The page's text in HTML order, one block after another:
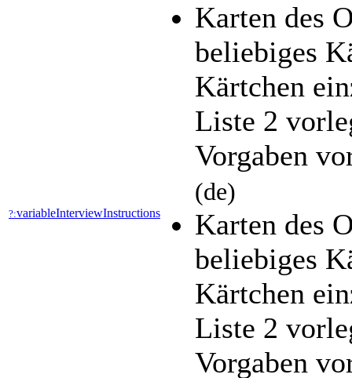
?:variableInterviewInstructions
Karten des
beliebiges
Kärtchen
Liste 2
Vorgaben
(de)
Karten des
beliebiges
Kärtchen
Liste 2
Vorgaben